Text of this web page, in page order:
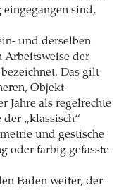
sind,
und derselben
Arbeitsweise der
Das gilt
Objekt-
Jahre als regelrechte
der „klassisch“
und gestische
oder farbig gefasste
Faden weiter, der